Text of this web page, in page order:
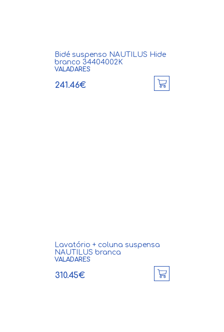
Bidé suspenso NAUTILUS Hide
branco 34404002K
VALADARES
241.46€
Lavatório + coluna suspensa
NAUTILUS branca
VALADARES
310.45€